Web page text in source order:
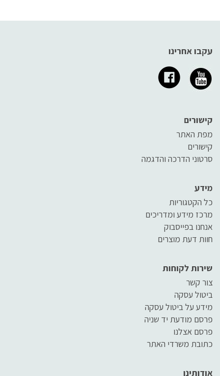
עקבו אחרינו
קישורים
מפת האתר
קישורים
סרטוני הדרכה והדגמה
מידע
כל הקטגוריות
מרכז מידע ומדריכים
אנחנו בפייסבוק
חוות דעת מוצרים
שירות לקוחות
צור קשר
ביטול עסקה
מידע על ביטול עסקה
פרסם מודעת יד שניה
פרסם אצלנו
כתובת משרדי האתר
אודותינו